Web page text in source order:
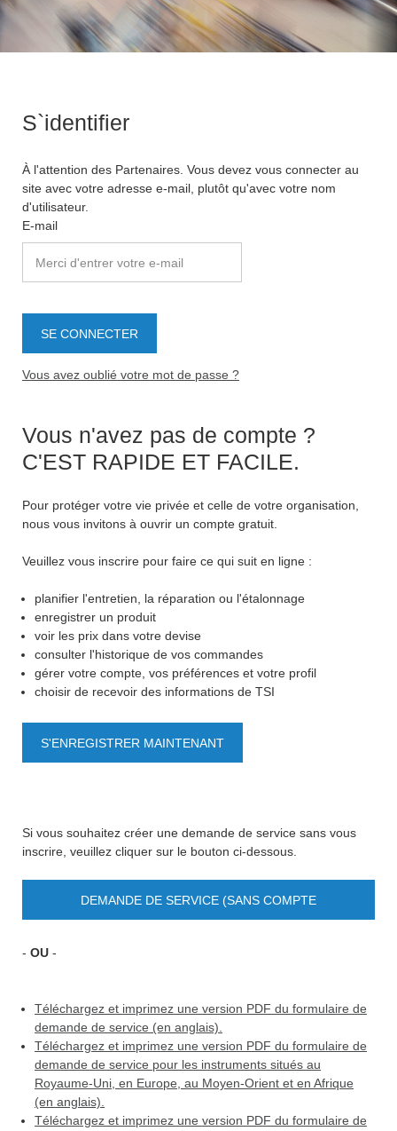
S`identifier
À l'attention des Partenaires. Vous devez vous connecter au
site avec votre adresse e-mail, plutôt qu'avec votre nom
d'utilisateur.
E-mail
Vous avez oublié votre mot de passe ?
Vous n'avez pas de compte ?
C'EST RAPIDE ET FACILE.
Pour protéger votre vie privée et celle de votre organisation,
nous vous invitons à ouvrir un compte gratuit.
Veuillez vous inscrire pour faire ce qui suit en ligne :
planifier l'entretien, la réparation ou l'étalonnage
enregistrer un produit
voir les prix dans votre devise
consulter l'historique de vos commandes
gérer votre compte, vos préférences et votre profil
choisir de recevoir des informations de TSI
S'ENREGISTRER MAINTENANT
Si vous souhaitez créer une demande de service sans vous
inscrire, veuillez cliquer sur le bouton ci-dessous.
DEMANDE DE SERVICE (SANS COMPTE
- OU -
Téléchargez et imprimez une version PDF du formulaire de
demande de service (en anglais).
Téléchargez et imprimez une version PDF du formulaire de
demande de service pour les instruments situés au
Royaume-Uni, en Europe, au Moyen-Orient et en Afrique
(en anglais).
Téléchargez et imprimez une version PDF du formulaire de